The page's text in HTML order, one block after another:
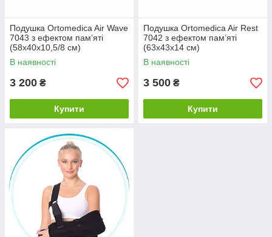
Подушка Ortomedica Air Wave
7043 з ефектом пам’яті
(58х40х10,5/8 см)
В наявності
3 200 ₴
Купити
Подушка Ortomedica Air Rest
7042 з ефектом пам’яті
(63х43х14 см)
В наявності
3 500 ₴
Купити